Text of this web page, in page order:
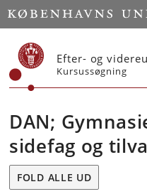
Start
Efter- og
Kursussøgning
DAN;
sidefag og
FOLD ALLE UD